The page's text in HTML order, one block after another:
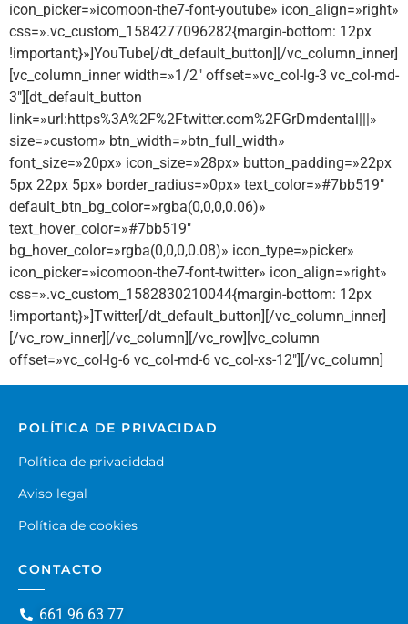
icon_picker=»icomoon-the7-font-youtube» icon_align=»right»
css=».vc_custom_1584277096282{margin-bottom: 12px
!important;}»]YouTube[/dt_default_button][/vc_column_inner]
[vc_column_inner width=»1/2″ offset=»vc_col-lg-3 vc_col-md-
3″][dt_default_button
link=»url:https%3A%2F%2Ftwitter.com%2FGrDmdental|||»
size=»custom» btn_width=»btn_full_width»
font_size=»20px» icon_size=»28px» button_padding=»22px
5px 22px 5px» border_radius=»0px» text_color=»#7bb519″
default_btn_bg_color=»rgba(0,0,0,0.06)»
text_hover_color=»#7bb519″
bg_hover_color=»rgba(0,0,0,0.08)» icon_type=»picker»
icon_picker=»icomoon-the7-font-twitter» icon_align=»right»
css=».vc_custom_1582830210044{margin-bottom: 12px
!important;}»]Twitter[/dt_default_button][/vc_column_inner]
[/vc_row_inner][/vc_column][/vc_row][vc_column
offset=»vc_col-lg-6 vc_col-md-6 vc_col-xs-12″][/vc_column]
CONTACTO
661 96 63 77
POLÍTICA DE PRIVACIDAD
Política de privaciddad
Aviso legal
Política de cookies